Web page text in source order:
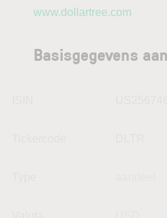
www.dollartree.com
Basisgegevens